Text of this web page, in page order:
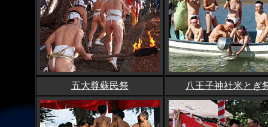
五大尊蘇民祭 八王子神社米とぎ